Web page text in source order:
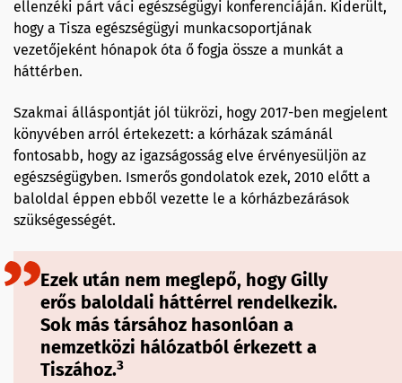
ellenzéki párt váci egészségügyi konferenciáján. Kiderült,
hogy a Tisza egészségügyi munkacsoportjának
vezetőjeként hónapok óta ő fogja össze a munkát a
háttérben.
Szakmai álláspontját jól tükrözi, hogy 2017-ben megjelent
könyvében arról értekezett: a kórházak számánál
fontosabb, hogy az igazságosság elve érvényesüljön az
egészségügyben. Ismerős gondolatok ezek, 2010 előtt a
baloldal éppen ebből vezette le a kórházbezárások
szükségességét.
Ezek után nem meglepő, hogy Gilly
erős baloldali háttérrel rendelkezik.
Sok más társához hasonlóan a
nemzetközi hálózatból érkezett a
Tiszához.3